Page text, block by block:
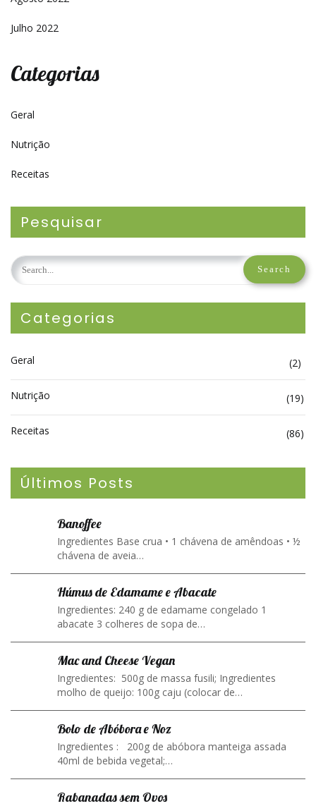
Julho 2022
Categorias
Geral
Nutrição
Receitas
Pesquisar
Categorias
Geral (2)
Nutrição (19)
Receitas (86)
Últimos Posts
Banoffee
Ingredientes Base crua • 1 chávena de amêndoas • ½
chávena de aveia…
Húmus de Edamame e Abacate
Ingredientes: 240 g de edamame congelado 1
abacate 3 colheres de sopa de…
Mac and Cheese Vegan
Ingredientes: 500g de massa fusili; Ingredientes
molho de queijo: 100g caju (colocar de…
Bolo de Abóbora e Noz
Ingredientes : 200g de abóbora manteiga assada
40ml de bebida vegetal;…
Rabanadas sem Ovos